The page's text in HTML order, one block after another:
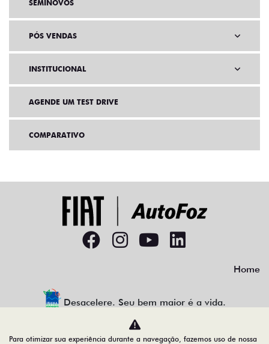
SEMINOVOS
PÓS VENDAS
INSTITUCIONAL
AGENDE UM TEST DRIVE
COMPARATIVO
Home
Desacelere. Seu bem maior é a vida.
Para otimizar sua experiência durante a navegação, fazemos uso de nossa